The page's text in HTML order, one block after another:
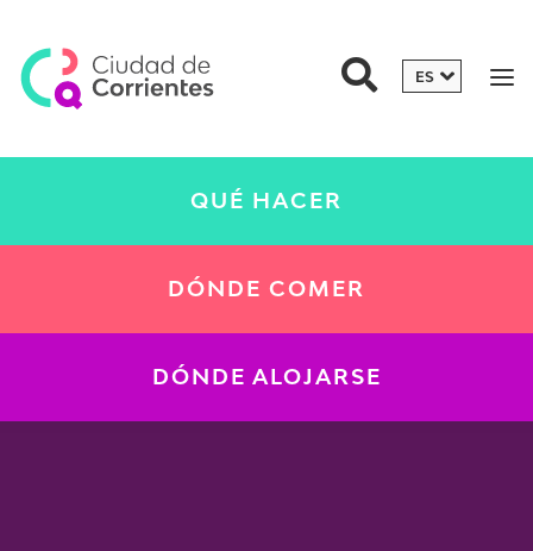
QUÉ HACER
DÓNDE COMER
DÓNDE ALOJARSE